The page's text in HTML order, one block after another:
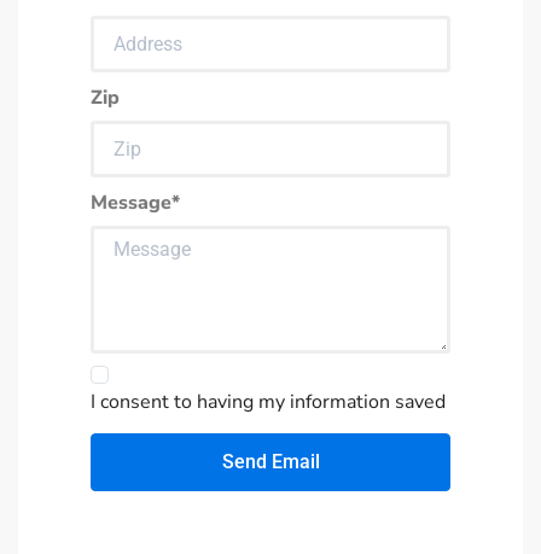
Zip
Message*
I consent to having my information saved
Send Email